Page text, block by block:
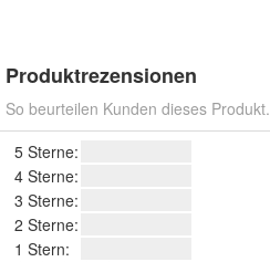
Produktrezensionen
So beurteilen Kunden dieses Produkt.
5 Sterne:
4 Sterne:
3 Sterne:
2 Sterne:
1 Stern: